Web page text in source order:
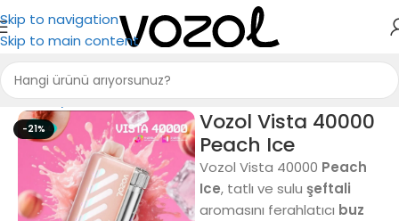
Skip to navigation
Skip to main content
Ana Sayfa Puff Bar
-21%
Vozol Vista 40000
Peach Ice
Vozol Vista 40000 Peach
Ice, tatlı ve sulu şeftali
aromasını ferahlatıcı buz